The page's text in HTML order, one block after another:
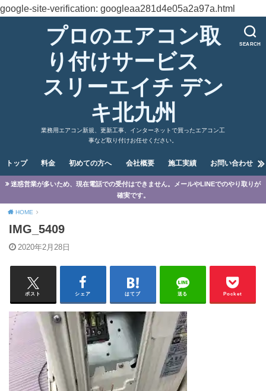
google-site-verification: googleaa281d4e05a2a97a.html
SEARCH
プロのエアコン取
り付けサービス
スリーエイチ デン
キ北九州
業務用エアコン新規、更新工事、インターネットで買ったエアコン工
事など取り付けお任せください。
トップ 料金 初めての方へ 会社概要 施工実績 お問い合わせ
迷惑営業が多いため、現在電話での受付はできません。メールやLINEでのやり取りが
確実です。
HOME
IMG_5409
2020年2月28日
ポスト シェア はてブ 送る Pocket